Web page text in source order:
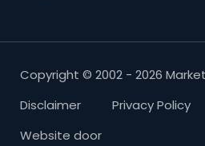
Copyright © 2002 - 2026
Disclaimer
Privacy Policy
Website door